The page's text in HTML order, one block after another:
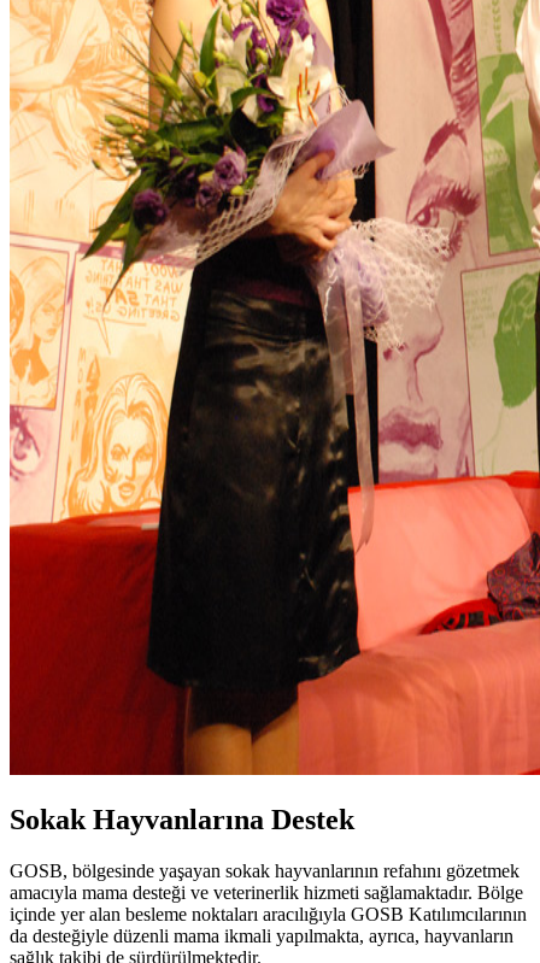
Sokak Hayvanlarına Destek
GOSB, bölgesinde yaşayan sokak hayvanlarının refahını gözetmek
amacıyla mama desteği ve veterinerlik hizmeti sağlamaktadır. Bölge
içinde yer alan besleme noktaları aracılığıyla GOSB Katılımcılarının
da desteğiyle düzenli mama ikmali yapılmakta, ayrıca, hayvanların
sağlık takibi de sürdürülmektedir.